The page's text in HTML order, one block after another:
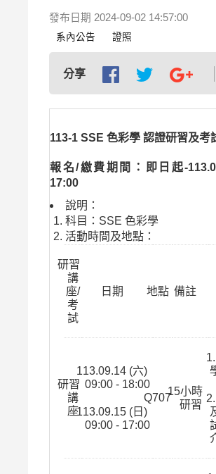
發布日期 2024-09-02 14:57:00
系內公告 證照
分享
113-1 SSE 色彩學 認證研習及考
報名/繳費期間：即日起-
17:00
說明：
科目：SSE 色彩學
活動時間及地點：
研習
講
座/
考
試
日期 地點 備註
研習
講
座
113.09.14 (六)
09:00 - 18:00
113.09.15 (日)
09:00 - 17:00
Q707
15小時
研習
2.